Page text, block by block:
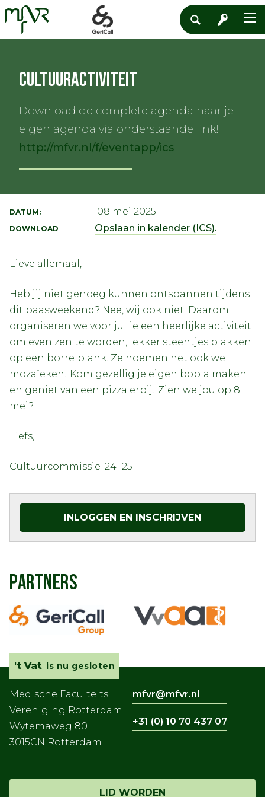
Cultuuractiviteit
Download de complete agenda naar je
eigen agenda via onderstaande link!
http://mfvr.nl/f/eventapp/ics
DATUM: 08 mei 2025
DOWNLOAD Opslaan in kalender (ICS).
Lieve allemaal,
Heb jij niet genoeg kunnen ontspannen tijdens
dit paasweekend? Nee, wij ook niet. Daarom
organiseren we voor jullie een heerlijke activiteit
om even zen te worden, lekker steentjes plakken
op een borrelplank. Ze noemen het ook wel
mozaïeken! Kom gezellig je eigen bopla maken
en geniet van een pizza erbij! Zien we jou op 8
mei?
Liefs,
Cultuurcommissie '24-'25
INLOGGEN EN INSCHRIJVEN
PARTNERS
't Vat is nu gesloten
Medische Faculteits
Vereniging Rotterdam
Wytemaweg 80
3015CN Rotterdam
LID WORDEN
mfvr@mfvr.nl
+31 (0) 10 70 437 07